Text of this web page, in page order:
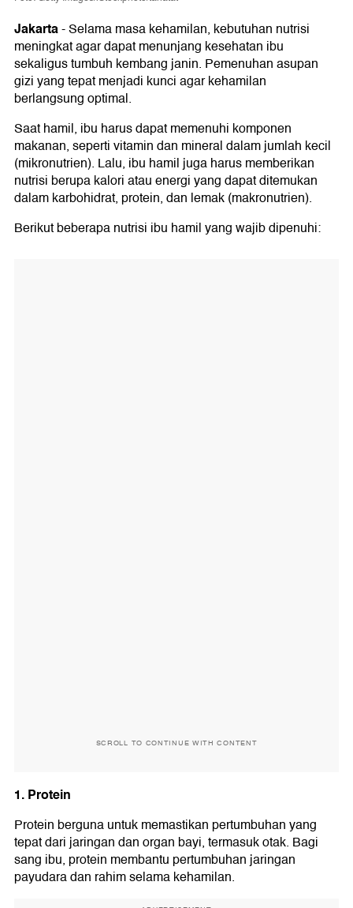
Jakarta-Selama masa kehamilan, kebutuhan nutrisi
meningkat agar dapat menunjang kesehatan ibu
sekaligus tumbuh kembang janin. Pemenuhan asupan
gizi yang tepat menjadi kunci agar kehamilan
berlangsung optimal.
Saat hamil, ibu harus dapat memenuhi komponen
makanan, seperti vitamin dan mineral dalam jumlah kecil
(mikronutrien). Lalu, ibu hamil juga harus memberikan
nutrisi berupa kalori atau energi yang dapat ditemukan
dalam karbohidrat, protein, dan lemak (makronutrien).
Berikut beberapa nutrisi ibu hamil yang wajib dipenuhi:
SCROLL TO CONTINUE WITH CONTENT
1. Protein
Protein berguna untuk memastikan pertumbuhan yang
tepat dari jaringan dan organ bayi, termasuk otak. Bagi
sang ibu, protein membantu pertumbuhan jaringan
payudara dan rahim selama kehamilan.